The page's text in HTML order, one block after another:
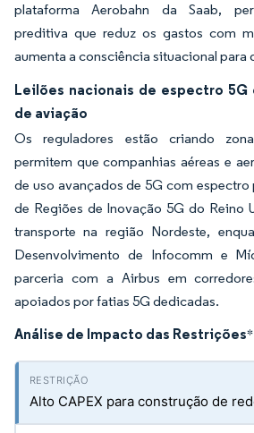
plataforma Aerobahn da Saab,
preditiva que reduz os gastos com
aumenta a consciência situacional para
Leilões nacionais de espectro
de aviação
Os reguladores estão criando
permitem que companhias aéreas e
de uso avançados de 5G com
de Regiões de Inovação 5G do Reino
transporte na região Nordeste,
Desenvolvimento de Infocomm e
parceria com a Airbus em
apoiados por fatias 5G dedicadas.
Análise de Impacto das Restrições*
Alto CAPEX para construção de